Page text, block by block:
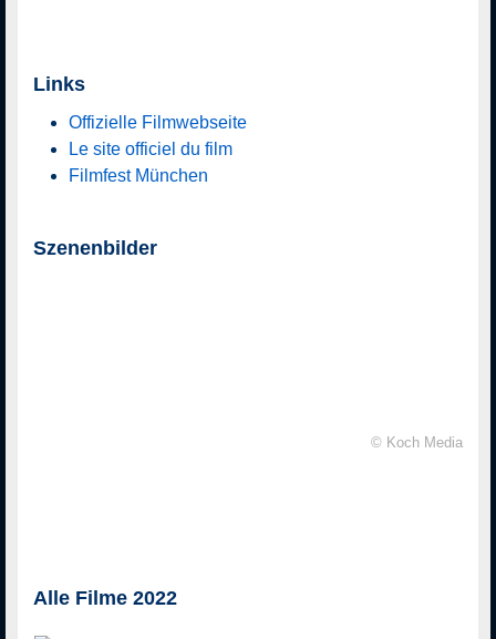
Links
Offizielle Filmwebseite
Le site officiel du film
Filmfest München
Szenenbilder
© Koch Media
Alle Filme 2022